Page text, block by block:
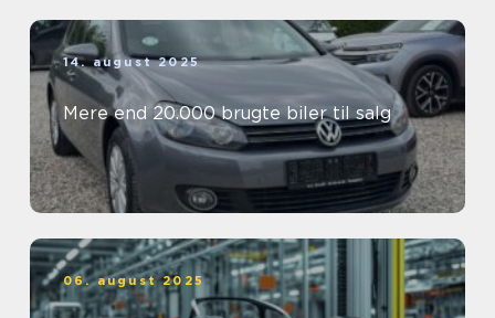
14. august 2025
Mere end 20.000 brugte biler til salg
06. august 2025